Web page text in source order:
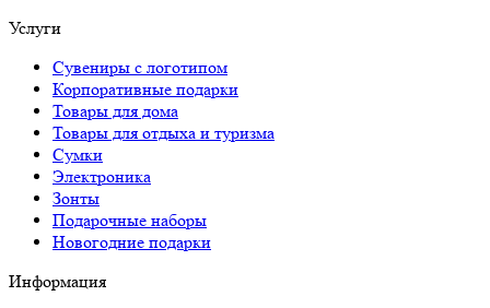
Услуги
Сувениры с логотипом
Корпоративные подарки
Товары для дома
Товары для отдыха и туризма
Сумки
Электроника
Зонты
Подарочные наборы
Новогодние подарки
Информация